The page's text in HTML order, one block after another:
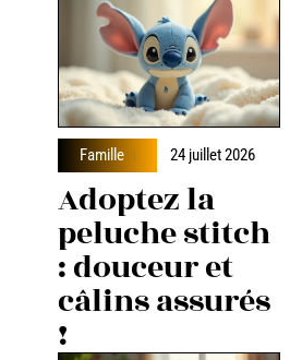
Famille 24 juillet 2026
Adoptez la
peluche stitch
: douceur et
câlins assurés
!